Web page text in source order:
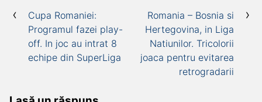
Navigare
articole
Romania – Bosnia si
Hertegovina, in Liga
Natiunilor. Tricolorii
joaca pentru evitarea
retrogradarii
Cupa Romaniei:
Programul fazei play-
off. In joc au intrat 8
echipe din SuperLiga